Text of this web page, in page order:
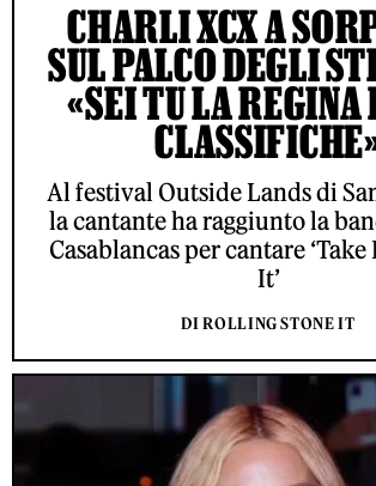
CHARLI XCX A
SUL PALCO DEGLI
«SEI TU LA REGINA
Al festival Outside Lands di
la cantante ha raggiunto la
Casablancas per cantare
It’
DI ROLLING STONE IT